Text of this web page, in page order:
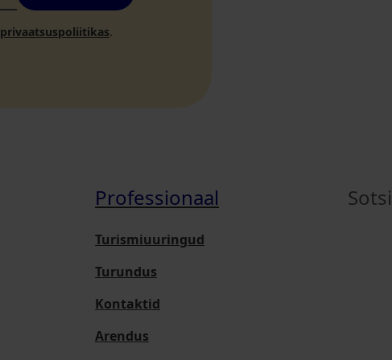
privaatsuspoliitikas.
Professionaal
Turismiuuringud
Turundus
Kontaktid
Arendus